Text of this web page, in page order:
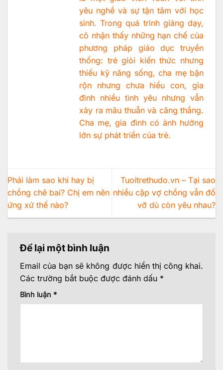
yêu nghề và sự tận tâm với học
sinh. Trong quá trình giảng dạy,
cô nhận thấy những hạn chế của
phương pháp giáo dục truyền
thống: trẻ giỏi kiến thức nhưng
thiếu kỹ năng sống, cha mẹ bận
rộn nhưng chưa hiểu con, gia
đình nhiều tình yêu nhưng vẫn
xảy ra mâu thuẫn và căng thẳng.
Cha mẹ, gia đình có ảnh hưởng
lớn sự phát triển của trẻ.
Phải làm sao khi hay bị
chồng chê bai? Chị em nên
ứng xử thế nào?
Tuoitrethudo.vn – Tại sao
nhiều cặp vợ chồng vẫn đổ
vỡ dù còn yêu nhau?
Để lại một bình luận
Email của bạn sẽ không được hiển thị công khai.
Các trường bắt buộc được đánh dấu *
Bình luận *